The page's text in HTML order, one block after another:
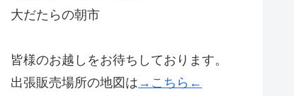
大だたらの朝市
皆様のお越しをお待ちしております。
出張販売場所の地図は →こちら←